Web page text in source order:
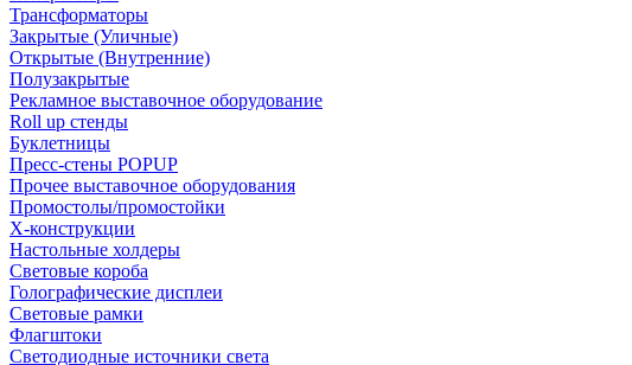
Трансформаторы
Закрытые (Уличные)
Открытые (Внутренние)
Полузакрытые
Рекламное выставочное оборудование
Roll up стенды
Буклетницы
Пресс-стены POPUP
Прочее выставочное оборудования
Промостолы/промостойки
Х-конструкции
Настольные холдеры
Световые короба
Голографические дисплеи
Световые рамки
Флагштоки
Светодиодные источники света